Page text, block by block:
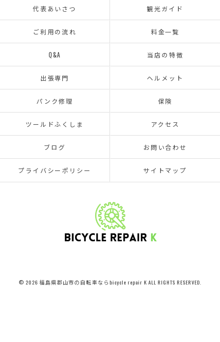
代表あいさつ 観光ガイド
ご利用の流れ 料金一覧
Q&A 当店の特徴
出張専門 ヘルメット
パンク修理 保険
ツールドふくしま アクセス
ブログ お問い合わせ
プライバシーポリシー サイトマップ
© 2026 福島県郡山市の自転車ならbicycle repair K ALL RIGHTS RESERVED.